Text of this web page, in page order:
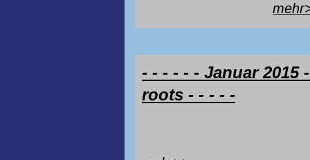
- - - - - - Januar 2015
roots - - - - -